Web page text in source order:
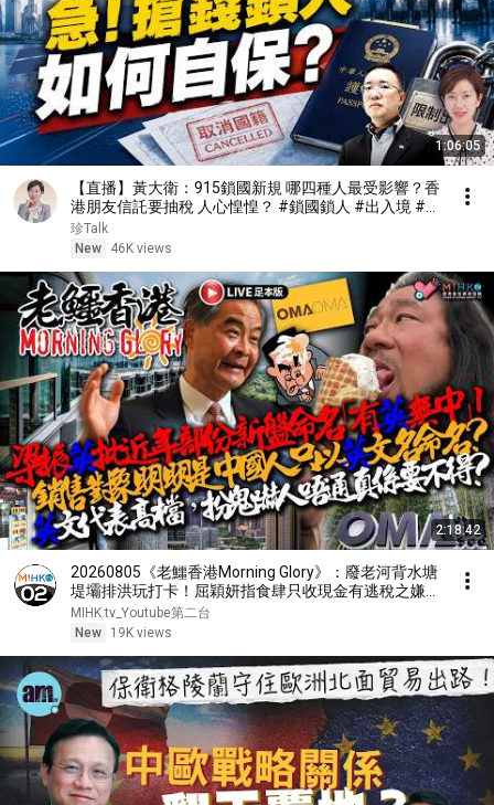
1:06:05
【直播】黃大衛：915鎖國新規 哪四種人最受影響？香
港朋友信託要抽稅 人心惶惶？ #鎖國鎖人 #出入境 #邊
控【珍TALK】2026.08.02 #珍TALK #梁珍 #出入境 #
鎖國
珍Talk
New
46K views
2:18:42
20260805《老鱷香港Morning Glory》：廢老河背水塘
堤壩排洪玩打卡！屈穎妍指食肆只收現金有逃稅之嫌！
梁振英批近年新盤命名有英無中扮高檔！中國進一步制
度化收緊邊控與出境限制，幾時到香港？
MIHK.tv_Youtube第二台
New
19K views